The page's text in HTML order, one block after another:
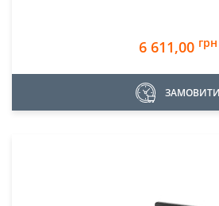
6 611,00 грн
ЗАМОВИТИ